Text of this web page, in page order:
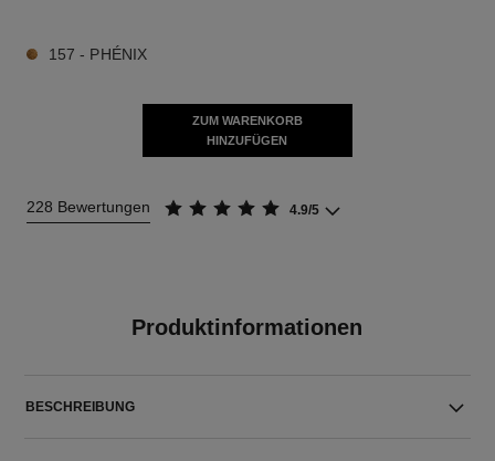
157 - PHÉNIX
ZUM WARENKORB
HINZUFÜGEN
228 Bewertungen 4.9/5
Produktinformationen
BESCHREIBUNG